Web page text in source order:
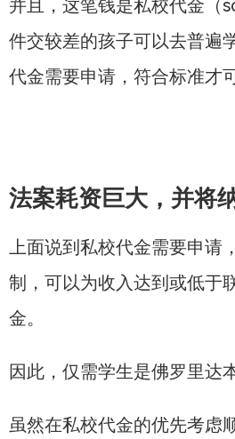
并且，这笔钱是私校代金（
件交较差的孩子可以去普遍
代金需要申请，符合标准才
法案耗资巨大，并将
上面说到私校代金需要申
制，可以为收入达到或低于
金。
因此，仅需学生是佛罗里达
虽然在私校代金的优先考虑